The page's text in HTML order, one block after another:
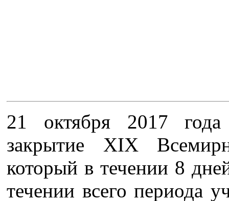
21 октября 2017 года
закрытие XIX
который в течении 8
течении всего периода